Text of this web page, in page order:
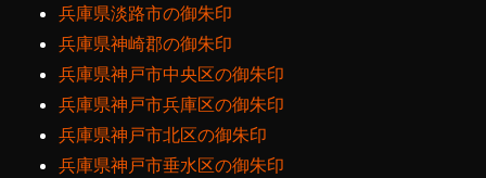
兵庫県淡路市の御朱印
兵庫県神崎郡の御朱印
兵庫県神戸市中央区の御朱印
兵庫県神戸市兵庫区の御朱印
兵庫県神戸市北区の御朱印
兵庫県神戸市垂水区の御朱印